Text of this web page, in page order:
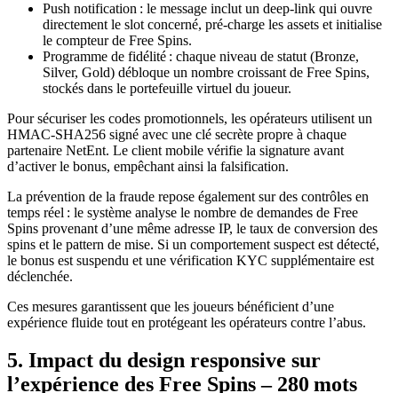
Push notification : le message inclut un deep‑link qui ouvre
directement le slot concerné, pré‑charge les assets et initialise
le compteur de Free Spins.
Programme de fidélité : chaque niveau de statut (Bronze,
Silver, Gold) débloque un nombre croissant de Free Spins,
stockés dans le portefeuille virtuel du joueur.
Pour sécuriser les codes promotionnels, les opérateurs utilisent un
HMAC‑SHA256 signé avec une clé secrète propre à chaque
partenaire NetEnt. Le client mobile vérifie la signature avant
d’activer le bonus, empêchant ainsi la falsification.
La prévention de la fraude repose également sur des contrôles en
temps réel : le système analyse le nombre de demandes de Free
Spins provenant d’une même adresse IP, le taux de conversion des
spins et le pattern de mise. Si un comportement suspect est détecté,
le bonus est suspendu et une vérification KYC supplémentaire est
déclenchée.
Ces mesures garantissent que les joueurs bénéficient d’une
expérience fluide tout en protégeant les opérateurs contre l’abus.
5. Impact du design responsive sur
l’expérience des Free Spins – 280 mots